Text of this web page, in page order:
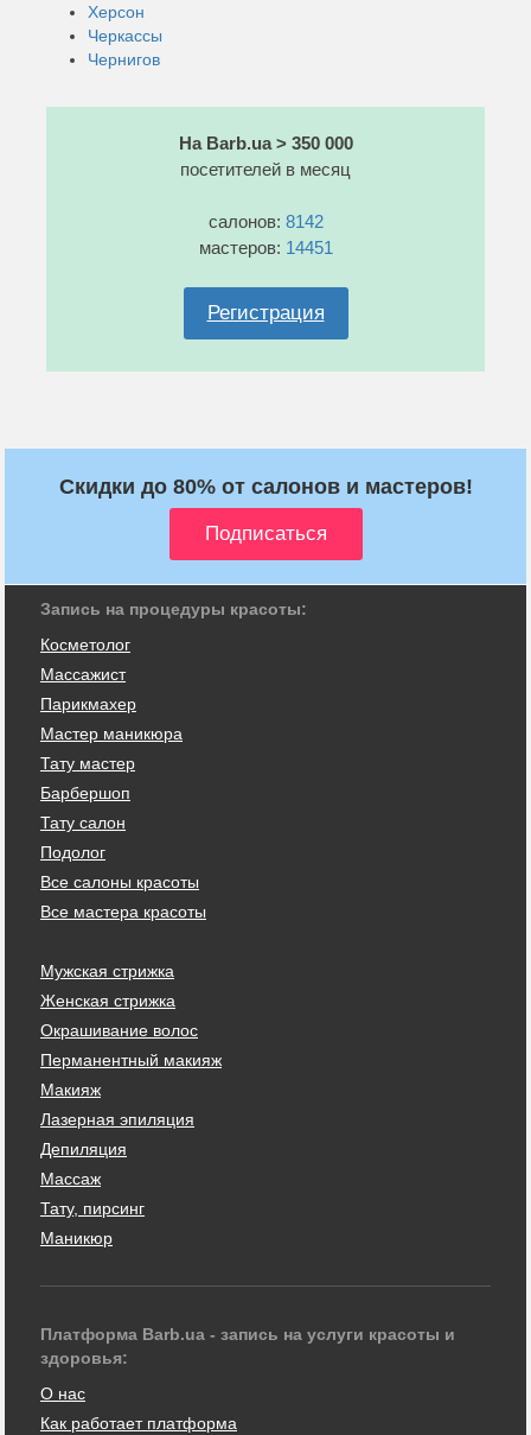
Херсон
Черкассы
Чернигов
На Barb.ua > 350 000
посетителей в месяц
салонов: 8142
мастеров: 14451
Регистрация
Скидки до 80% от салонов и мастеров!
Запись на процедуры красоты:
Косметолог
Массажист
Парикмахер
Мастер маникюра
Тату мастер
Барбершоп
Тату салон
Подолог
Все салоны красоты
Все мастера красоты
Мужская стрижка
Женская стрижка
Окрашивание волос
Перманентный макияж
Макияж
Лазерная эпиляция
Депиляция
Массаж
Тату, пирсинг
Маникюр
Платформа Barb.ua - запись на услуги красоты и
здоровья:
О нас
Как работает платформа